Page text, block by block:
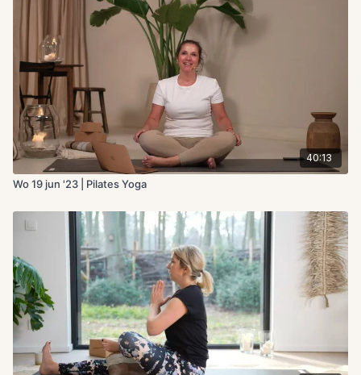
40:13
Wo 19 jun '23 | Pilates Yoga